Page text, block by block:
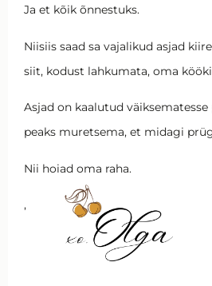
Ja et kõik õnnestuks.
Niisiis saad sa vajalikud asjad
siit, kodust lahkumata, oma
Asjad on kaalutud väiksematesse
peaks muretsema, et midagi
Nii hoiad oma raha.
,